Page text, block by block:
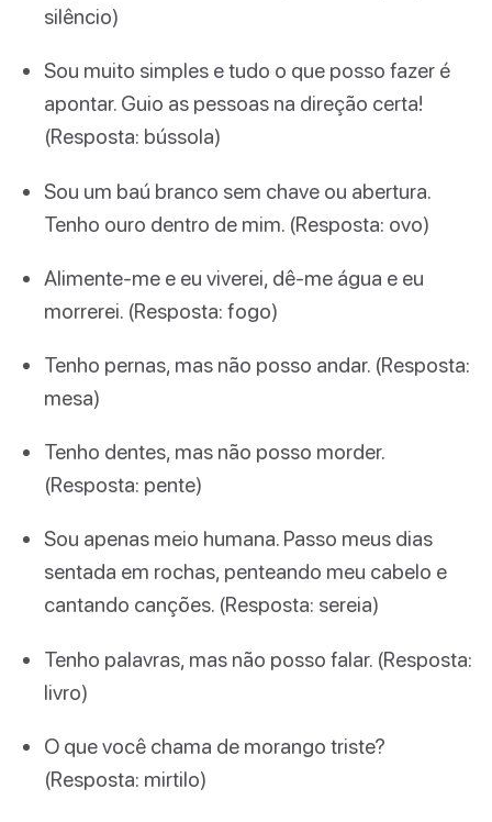
silêncio)
Sou muito simples e tudo o que posso fazer é
apontar. Guio as pessoas na direção certa!
(Resposta: bússola)
Sou um baú branco sem chave ou abertura.
Tenho ouro dentro de mim. (Resposta: ovo)
Alimente-me e eu viverei, dê-me água e eu
morrerei. (Resposta: fogo)
Tenho pernas, mas não posso andar. (Resposta:
mesa)
Tenho dentes, mas não posso morder.
(Resposta: pente)
Sou apenas meio humana. Passo meus dias
sentada em rochas, penteando meu cabelo e
cantando canções. (Resposta: sereia)
Tenho palavras, mas não posso falar. (Resposta:
livro)
O que você chama de morango triste?
(Resposta: mirtilo)